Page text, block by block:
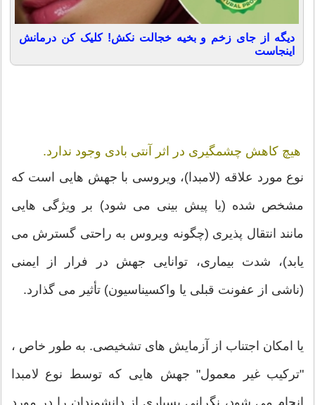
دیگه از جای زخم و بخیه خجالت نکش! کلیک کن درمانش
اینجاست
هیچ کاهش چشمگیری در اثر آنتی بادی وجود ندارد.
نوع مورد علاقه (لامبدا)، ویروسی با جهش هایی است که
مشخص شده (یا پیش بینی می شود) بر ویژگی هایی
مانند انتقال پذیری (چگونه ویروس به راحتی گسترش می
یابد)، شدت بیماری، توانایی جهش در فرار از ایمنی
(ناشی از عفونت قبلی یا واکسیناسیون) تأثیر می گذارد.
یا امکان اجتناب از آزمایش های تشخیصی. به طور خاص ،
"ترکیب غیر معمول" جهش هایی که توسط نوع لامبدا
انجام می شود، نگرانی بسیاری از دانشمندان را در مورد